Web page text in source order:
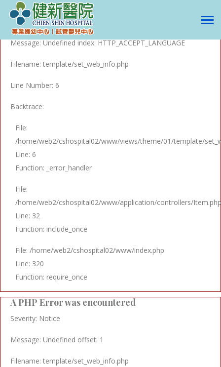
A PHP Error was encountered
Severity: Notice
Message: Undefined index: HTTP_ACCEPT_LANGUAGE
Filename: template/set_web_info.php
Line Number: 6
Backtrace:
File:
/home/web2/cshospital02/www/views/theme/01/template/
Line: 6
Function: _error_handler
File:
/home/web2/cshospital02/www/application/controllers/Item.php
Line: 32
Function: include_once
File: /home/web2/cshospital02/www/index.php
Line: 320
Function: require_once
A PHP Error was encountered
Severity: Notice
Message: Undefined offset: 1
Filename: template/set_web_info.php